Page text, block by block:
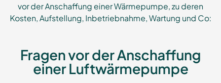
vor der Anschaffung einer Wärmepumpe, zu deren
Kosten, Aufstellung, Inbetriebnahme, Wartung und Co:
Fragen vor der Anschaffung
einer Luftwärmepumpe